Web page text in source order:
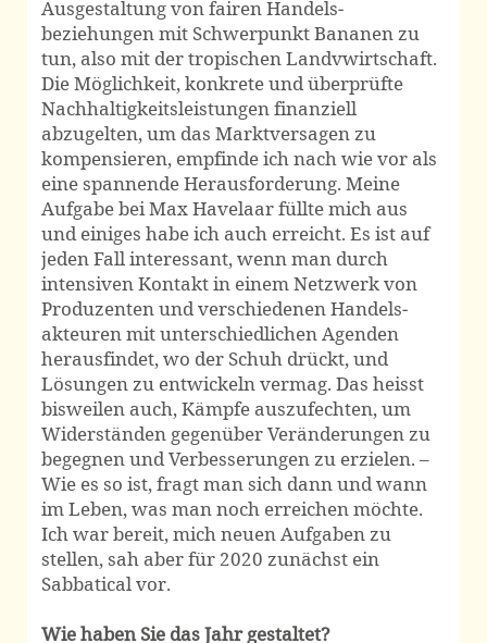
Ausgestaltung von fairen Handels­
beziehungen mit Schwer­punkt Bananen zu
tun, also mit der tropischen Landvwirtschaft.
Die Möglich­keit, konkrete und überprüfte
Nach­haltig­keits­leistungen finanziell
abzugelten, um das Markt­versagen zu
kompen­­sieren, empfinde ich nach wie vor als
eine spannende Heraus­forderung. Meine
Aufgabe bei Max Havelaar füllte mich aus
und einiges habe ich auch erreicht. Es ist auf
jeden Fall interessant, wenn man durch
intensiven Kontakt in einem Netzwerk von
Produ­zenten und verschie­denen Handels­
akteuren mit unter­schiedlichen Agenden
heraus­findet, wo der Schuh drückt, und
Lösungen zu entwickeln vermag. Das heisst
bisweilen auch, Kämpfe auszufechten, um
Wider­ständen gegenüber Verän­derungen zu
begegnen und Verbes­serungen zu erzielen. –
Wie es so ist, fragt man sich dann und wann
im Leben, was man noch erreichen möchte.
Ich war bereit, mich neuen Aufgaben zu
stellen, sah aber für 2020 zunächst ein
Sabbatical vor.
Wie haben Sie das Jahr gestaltet?